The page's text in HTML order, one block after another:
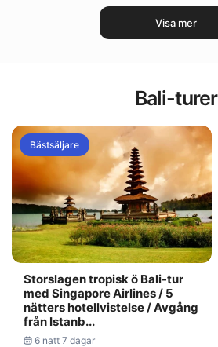
Visa mer
Bali-turer
Bästsäljare
Storslagen tropisk ö Bali-tur
med Singapore Airlines / 5
nätters hotellvistelse / Avgång
från Istanb...
6 natt 7 dagar